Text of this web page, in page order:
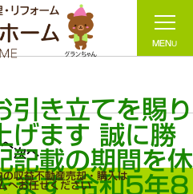
引き立てを賜り
げます 誠に勝
記載の期間を休
ます 令和5年8
次へ
収益不動産売却・購入は
へお任せください